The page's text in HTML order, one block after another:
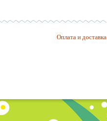
Оплата и доставка